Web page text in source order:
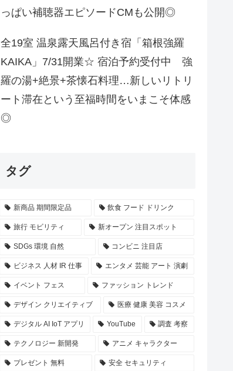
っぱい補聴器エピソードCMも公開◎
全19室 温泉露天風呂付き宿「箱根強羅
KAIKA」7/31開業☆ 宿泊予約受付中 強
羅の湯+絶景+茶懐石料理…新しいリトリ
ート滞在という至福時間をいまこそ体感
◎
タグ
新商品 期間限定品 飲食 フード ドリンク
旅行 モビリティ 新オープン 注目スポット
SDGs 環境 自然 コンビニ 注目店
ビジネス 人材 IR 仕事 エンタメ 芸能 アート 演劇
イベント フェス ファッション トレンド
デザイン クリエイティブ 医療 健康 美容 コスメ
デジタル AI IoT アプリ YouTube 調査 考察
テクノロジー 新開発 アニメ キャラクター
プレゼント 無料 安全 セキュリティ